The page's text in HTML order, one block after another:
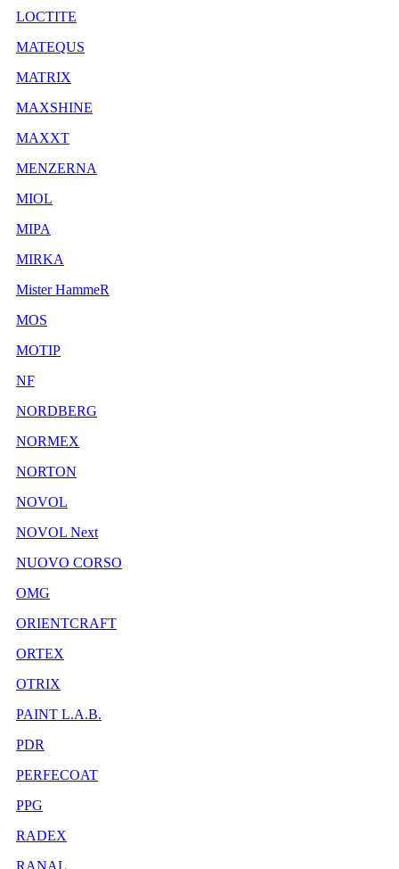
LOCTITE
MATEQUS
MATRIX
MAXSHINE
MAXXT
MENZERNA
MIOL
MIPA
MIRKA
Mister HammeR
MOS
MOTIP
NF
NORDBERG
NORMEX
NORTON
NOVOL
NOVOL Next
NUOVO CORSO
OMG
ORIENTCRAFT
ORTEX
OTRIX
PAINT L.A.B.
PDR
PERFECOAT
PPG
RADEX
RANAL